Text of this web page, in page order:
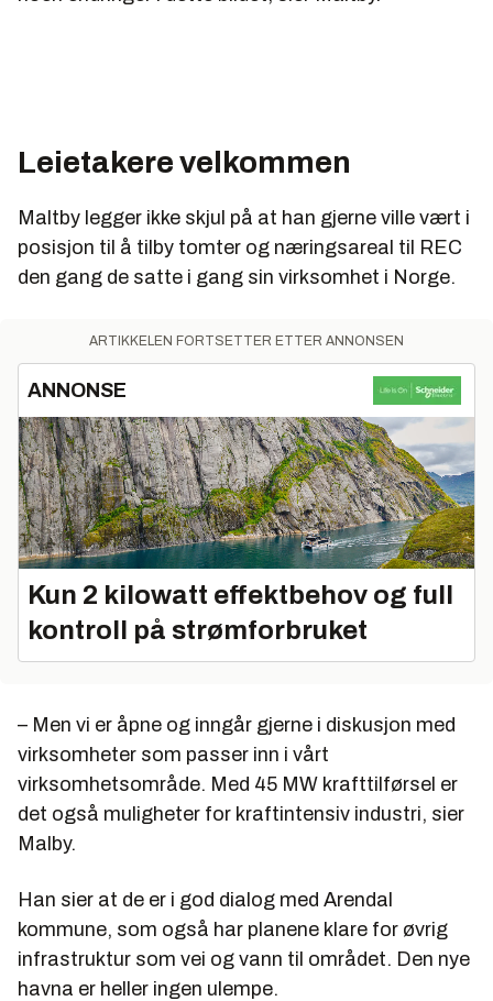
Leietakere velkommen
Maltby legger ikke skjul på at han gjerne ville vært i
posisjon til å tilby tomter og næringsareal til REC
den gang de satte i gang sin virksomhet i Norge.
ARTIKKELEN FORTSETTER ETTER ANNONSEN
ANNONSE
Kun 2 kilowatt effektbehov og full
kontroll på strømforbruket
– Men vi er åpne og inngår gjerne i diskusjon med
virksomheter som passer inn i vårt
virksomhetsområde. Med 45 MW krafttilførsel er
det også muligheter for kraftintensiv industri, sier
Malby.
Han sier at de er i god dialog med Arendal
kommune, som også har planene klare for øvrig
infrastruktur som vei og vann til området. Den nye
havna er heller ingen ulempe.